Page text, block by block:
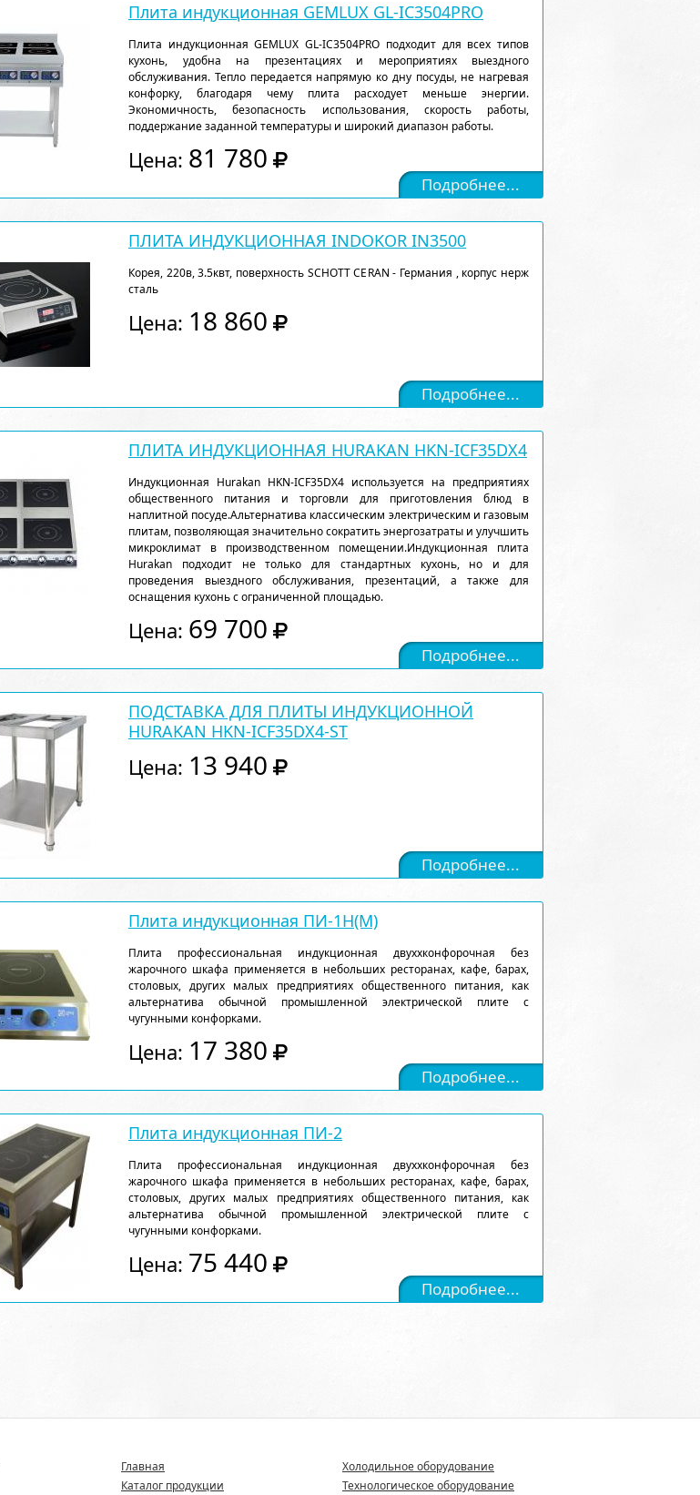
Плита индукционная GEMLUX GL-IC3504PRO
Плита индукционная GEMLUX GL-IC3504PRO подходит для всех типов
кухонь, удобна на презентациях и мероприятиях выездного
обслуживания. Тепло передается напрямую ко дну посуды, не нагревая
конфорку, благодаря чему плита расходует меньше энергии.
Экономичность, безопасность использования, скорость работы,
поддержание заданной температуры и широкий диапазон работы.
Цена: 81 780
Подробнее...
ПЛИТА ИНДУКЦИОННАЯ INDOKOR IN3500
Корея, 220в, 3.5квт, поверхность SCHOTT CERAN - Германия , корпус нерж
сталь
Цена: 18 860
Подробнее...
ПЛИТА ИНДУКЦИОННАЯ HURAKAN HKN-ICF35DX4
Индукционная Hurakan HKN-ICF35DX4 используется на предприятиях
общественного питания и торговли для приготовления блюд в
наплитной посуде.Альтернатива классическим электрическим и газовым
плитам, позволяющая значительно сократить энергозатраты и улучшить
микроклимат в производственном помещении.Индукционная плита
Hurakan подходит не только для стандартных кухонь, но и для
проведения выездного обслуживания, презентаций, а также для
оснащения кухонь с ограниченной площадью.
Цена: 69 700
Подробнее...
ПОДСТАВКА ДЛЯ ПЛИТЫ ИНДУКЦИОННОЙ
HURAKAN HKN-ICF35DX4-ST
Цена: 13 940
Подробнее...
Плита индукционная ПИ-1Н(М)
Плита профессиональная индукционная двуххконфорочная без
жарочного шкафа применяется в небольших ресторанах, кафе, барах,
столовых, других малых предприятиях общественного питания, как
альтернатива обычной промышленной электрической плите с
чугунными конфорками.
Цена: 17 380
Подробнее...
Плита индукционная ПИ-2
Плита профессиональная индукционная двуххконфорочная без
жарочного шкафа применяется в небольших ресторанах, кафе, барах,
столовых, других малых предприятиях общественного питания, как
альтернатива обычной промышленной электрической плите с
чугунными конфорками.
Цена: 75 440
Подробнее...
Главная
Каталог продукции
Холодильное оборудование
Технологическое оборудование